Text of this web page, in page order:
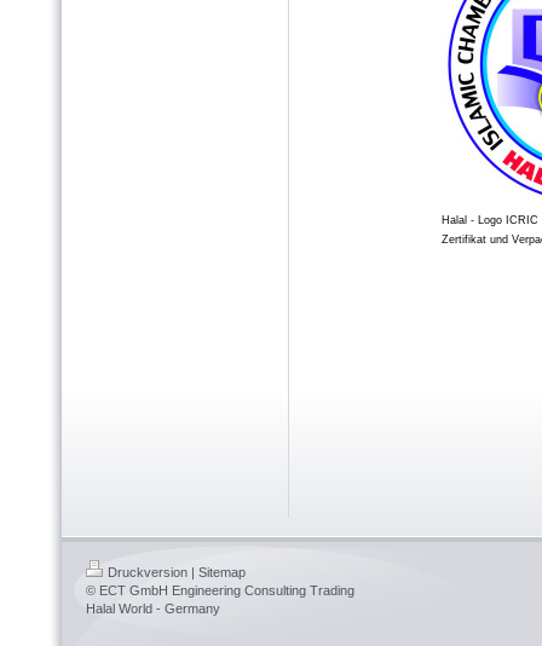
Halal - Logo ICRIC
Zertifikat und
Druckversion | Sitemap
© ECT GmbH Engineering Consulting Trading
Halal World - Germany